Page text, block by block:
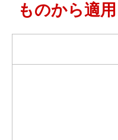
ものから適用